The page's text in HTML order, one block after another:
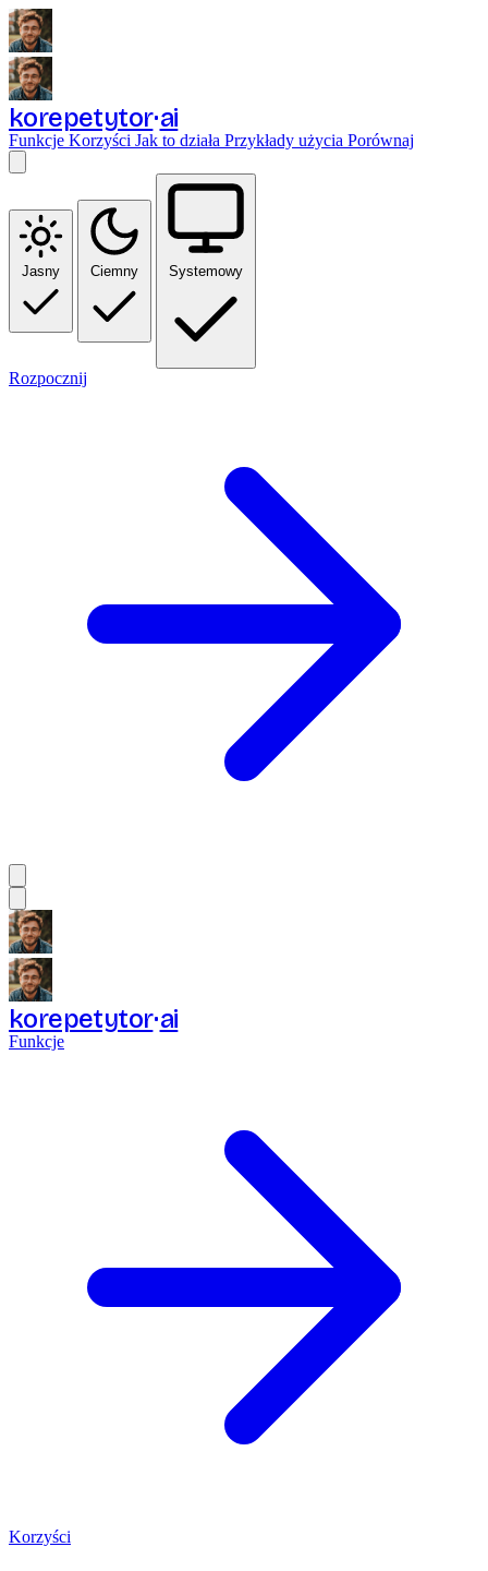
korepetytor ai
Funkcje Korzyści Jak to działa Przykłady użycia Porównaj
Jasny Ciemny Systemowy
Rozpocznij
korepetytor ai
Funkcje
Korzyści